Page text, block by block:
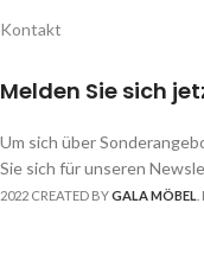
Kontakt
Melden Sie sich
Um sich über
Sie sich für unseren
2022 CREATED BYGALA MÖBEL